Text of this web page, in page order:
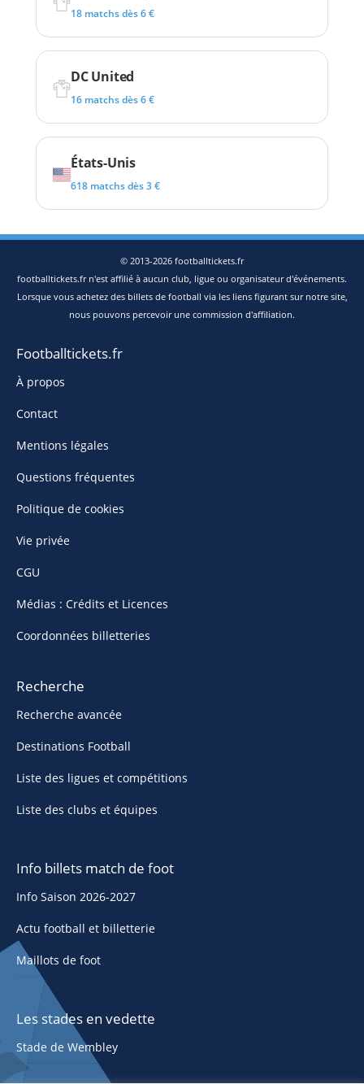
18 matchs dès 6 €
DC United
16 matchs dès 6 €
États-Unis
618 matchs dès 3 €
© 2013-2026 footballtickets.fr
footballtickets.fr n'est affilié à aucun club, ligue ou organisateur d'événements.
Lorsque vous achetez des billets de football via les liens figurant sur notre site,
nous pouvons percevoir une commission d'affiliation.
Footballtickets.fr
À propos
Contact
Mentions légales
Questions fréquentes
Politique de cookies
Vie privée
CGU
Médias : Crédits et Licences
Coordonnées billetteries
Recherche
Recherche avancée
Destinations Football
Liste des ligues et compétitions
Liste des clubs et équipes
Info billets match de foot
Info Saison 2026-2027
Actu football et billetterie
Maillots de foot
Les stades en vedette
Stade de Wembley